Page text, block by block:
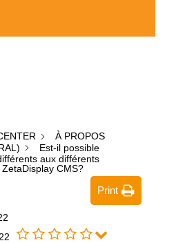
À PROPOS
Est-il possible
aux différents
CMS?
Print